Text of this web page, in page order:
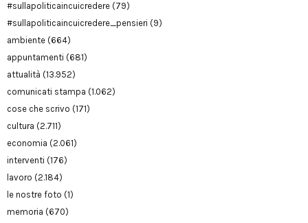
#sullapoliticaincuicredere (79)
#sullapoliticaincuicredere_pensieri (9)
ambiente (664)
appuntamenti (681)
attualità (13.952)
comunicati stampa (1.062)
cose che scrivo (171)
cultura (2.711)
economia (2.061)
interventi (176)
lavoro (2.184)
le nostre foto (1)
memoria (670)